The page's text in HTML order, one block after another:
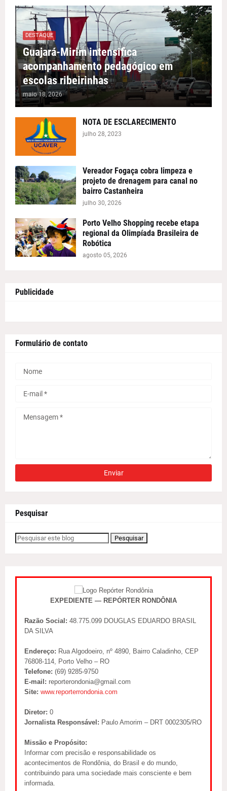
DESTAQUE
Guajará-Mirim intensifica
acompanhamento pedagógico em
escolas ribeirinhas
maio 18, 2026
NOTA DE ESCLARECIMENTO
julho 28, 2023
Vereador Fogaça cobra limpeza e
projeto de drenagem para canal no
bairro Castanheira
julho 30, 2026
Porto Velho Shopping recebe etapa
regional da Olimpíada Brasileira de
Robótica
agosto 05, 2026
Publicidade
Formulário de contato
Pesquisar
EXPEDIENTE — REPÓRTER RONDÔNIA
Razão Social: 48.775.099 DOUGLAS EDUARDO BRASIL
DA SILVA
Endereço: Rua Algodoeiro, nº 4890, Bairro Caladinho, CEP
76808-114, Porto Velho – RO
Telefone: (69) 9285-9750
E-mail: reporterondonia@gmail.com
Site: www.reporterrondonia.com
Diretor: 0
Jornalista Responsável: Paulo Amorim – DRT 0002305/RO
Missão e Propósito:
Informar com precisão e responsabilidade os
acontecimentos de Rondônia, do Brasil e do mundo,
contribuindo para uma sociedade mais consciente e bem
informada.